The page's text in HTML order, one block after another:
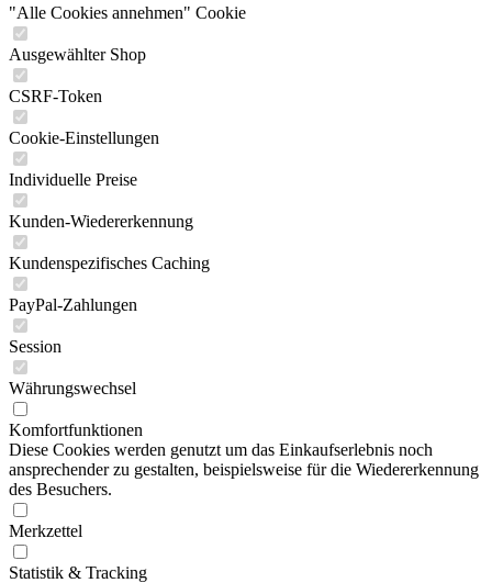
"Alle Cookies annehmen" Cookie
Ausgewählter Shop
CSRF-Token
Cookie-Einstellungen
Individuelle Preise
Kunden-Wiedererkennung
Kundenspezifisches Caching
PayPal-Zahlungen
Session
Währungswechsel
Komfortfunktionen
Diese Cookies werden genutzt um das Einkaufserlebnis noch
ansprechender zu gestalten, beispielsweise für die Wiedererkennung
des Besuchers.
Merkzettel
Statistik & Tracking